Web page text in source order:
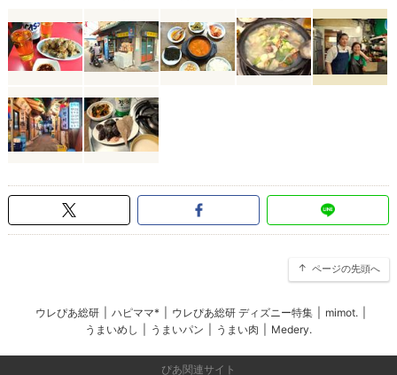
ページの先頭へ
ウレぴあ総研 ハピママ* ウレぴあ総研 ディズニー特集 mimot.
うまいめし
うまいパン うまい肉 Medery.
ぴあ関連サイト